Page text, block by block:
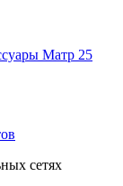
Матр 25
сетях